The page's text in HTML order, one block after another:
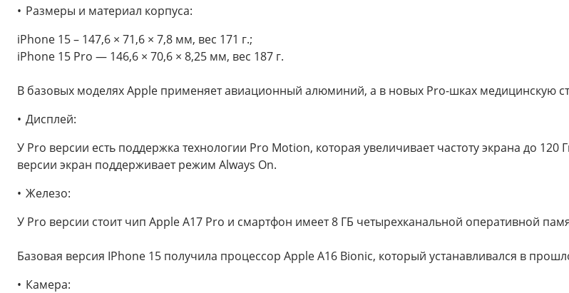
Размеры и материал корпуса:
iPhone 15 – 147,6 × 71,6 × 7,8 мм, вес 171 г.;
iPhone 15 Pro — 146,6 × 70,6 × 8,25 мм, вес 187 г.
В базовых моделях Apple применяет авиационный алюминий, а в новых Pro-шках медицинскую
Дисплей:
У Pro версии есть поддержка технологии Pro Motion, которая увеличивает частоту экрана до
версии экран поддерживает режим Always On.
Железо:
У Pro версии стоит чип Apple A17 Pro и смартфон имеет 8 ГБ четырехканальной оперативной
Базовая версия IPhone 15 получила процессор Apple A16 Bionic, который устанавливался в
Камера: